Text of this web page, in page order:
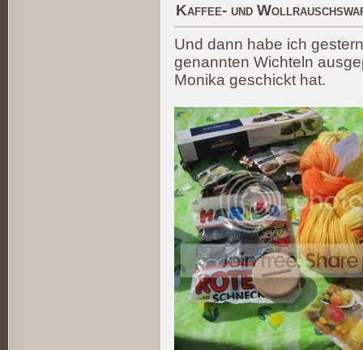
Kaffee- und
Und dann habe ich
genannten Wichteln
Monika geschickt hat.